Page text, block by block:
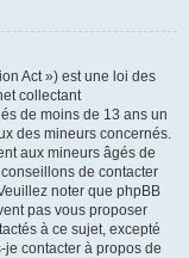
Act ») est une loi des
collectant
de moins de 13 ans un
des mineurs concernés.
aux mineurs âgés de
de contacter
noter que phpBB
pas vous proposer
à ce sujet, excepté
je contacter à propos de